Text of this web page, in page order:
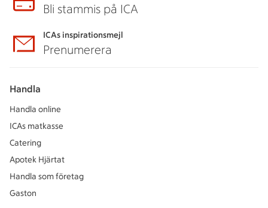
Bli stammis på ICA
ICAs inspirationsmejl
Prenumerera
Handla
Handla online
ICAs matkasse
Catering
Apotek Hjärtat
Handla som företag
Gaston